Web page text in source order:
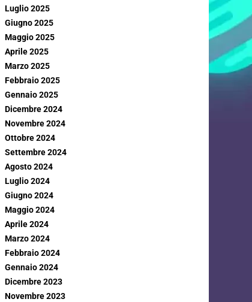
Luglio 2025
Giugno 2025
Maggio 2025
Aprile 2025
Marzo 2025
Febbraio 2025
Gennaio 2025
Dicembre 2024
Novembre 2024
Ottobre 2024
Settembre 2024
Agosto 2024
Luglio 2024
Giugno 2024
Maggio 2024
Aprile 2024
Marzo 2024
Febbraio 2024
Gennaio 2024
Dicembre 2023
Novembre 2023